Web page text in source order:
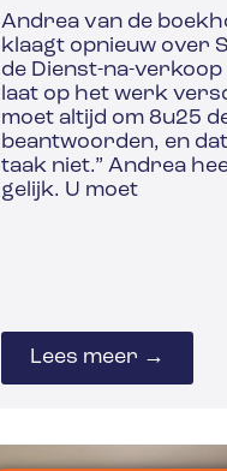
Andrea van de
klaagt opnieuw over
de Dienst-na-
laat op het werk
moet altijd om 8u25
beantwoorden, en
taak niet.” Andrea
gelijk. U moet
Lees meer →